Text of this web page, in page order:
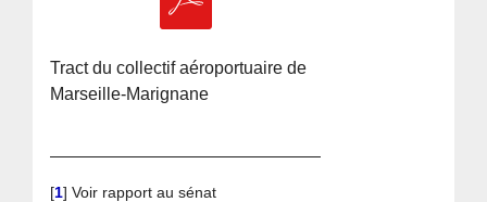
Tract du collectif aéroportuaire de
Marseille-Marignane
[1]Voir rapport au sénat